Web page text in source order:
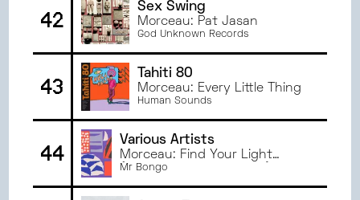
42
Sex Swing
Morceau: Pat Jasan
God Unknown Records
43
Tahiti 80
Morceau: Every Little Thing
Human Sounds
44
Various Artists
Morceau: Find Your Light
(Read the Signs of Time)
Mr Bongo